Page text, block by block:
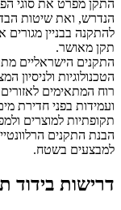
התקן מפרט את סוגי
הנדרש, ואת שיטות
להתקנה בבניין מגורים
תקן מאושר.
התקנים הישראליים
הטכנולוגיות
רוח המתאימים
ועמידות בפני חדירת
תקופתיות למוצרים
הבנת התקנים
למבצעים בשטח.
דרישות בידוד